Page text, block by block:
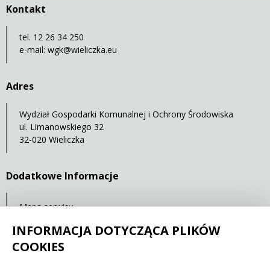
Kontakt
tel. 12 26 34 250
e-mail: wgk@wieliczka.eu
Adres
Wydział Gospodarki Komunalnej i Ochrony Środowiska
ul. Limanowskiego 32
32-020 Wieliczka
Dodatkowe Informacje
Mapa serwisu
Statystyki oglądalności
INFORMACJA DOTYCZĄCA PLIKÓW
COOKIES